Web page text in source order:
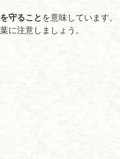
守ること を意味しています。
に注意しましょう。